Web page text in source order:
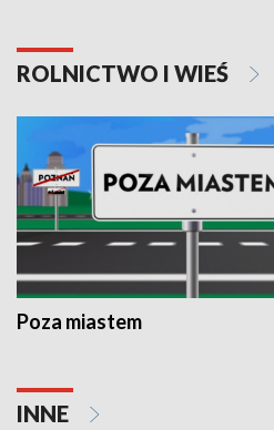
ROLNICTWO I WIEŚ
Poza miastem
INNE